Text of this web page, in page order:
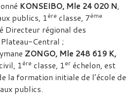
KONSEIBO, Mle 24 020 N,
publics, 1ère classe, 7ème
Directeur régional des
Central ;
ZONGO, Mle 248 619 K,
1ère classe, 1er échelon, est
la formation initiale de l’école de
publics.